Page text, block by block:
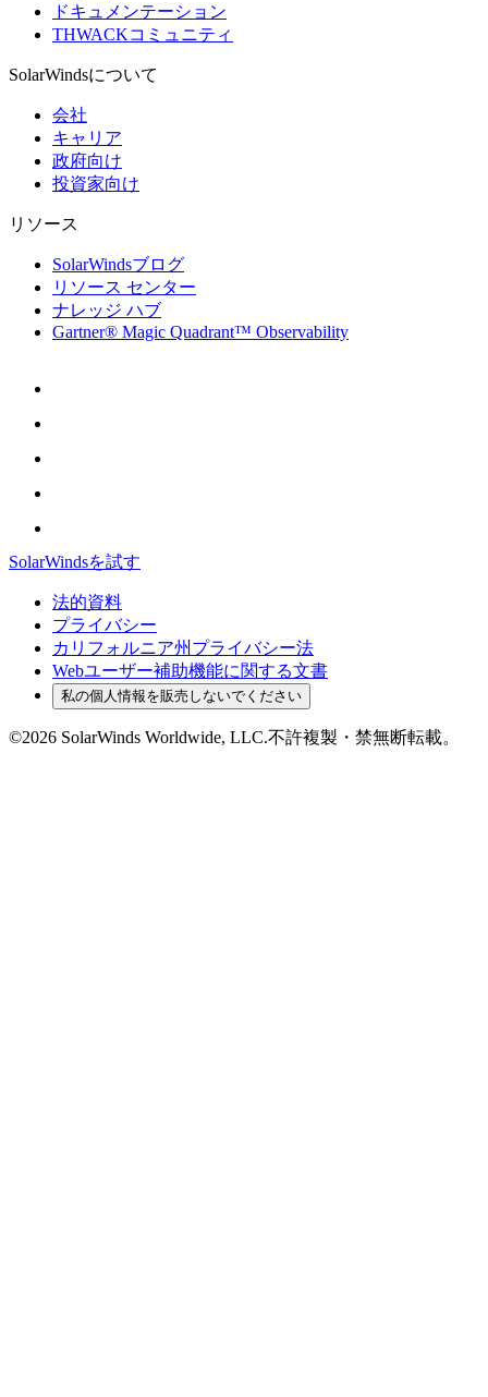
ドキュメンテーション
THWACKコミュニティ
SolarWindsについて
会社
キャリア
政府向け
投資家向け
リソース
SolarWindsブログ
リソース センター
ナレッジ ハブ
Gartner® Magic Quadrant™ Observability
SolarWindsを試す
法的資料
プライバシー
カリフォルニア州プライバシー法
Webユーザー補助機能に関する文書
私の個人情報を販売しないでください
©2026 SolarWinds Worldwide, LLC.不許複製・禁無断転載。